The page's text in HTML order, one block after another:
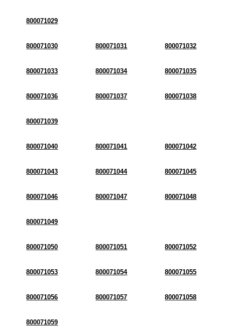
800071029
800071030 800071031 800071032
800071033 800071034 800071035
800071036 800071037 800071038
800071039
800071040 800071041 800071042
800071043 800071044 800071045
800071046 800071047 800071048
800071049
800071050 800071051 800071052
800071053 800071054 800071055
800071056 800071057 800071058
800071059